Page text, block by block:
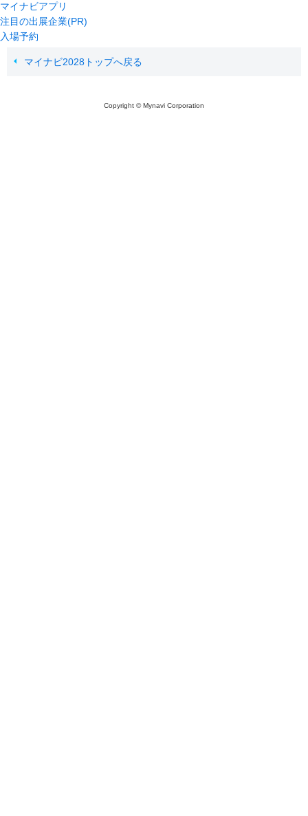
マイナビアプリ
注目の出展企業(PR)
入場予約
マイナビ2028トップへ戻る
Copyright © Mynavi Corporation